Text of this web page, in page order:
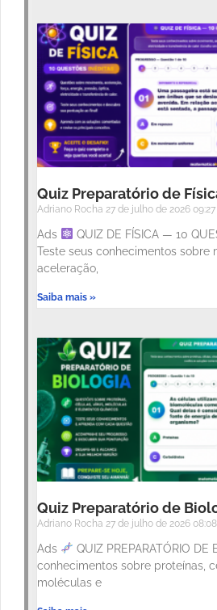
Quiz Preparatório de
Adriano Rocha 27 de julho de 2026 09:27
Ads
QUIZ DE FÍSICA — 10
Teste seus conhecimentos sobre
aceleração,
Saiba mais »
Quiz Preparatório de
Adriano Rocha 27 de julho de 2026 08:08
Ads
QUIZ PREPARATÓRIO DE
conhecimentos sobre proteínas,
moléculas e